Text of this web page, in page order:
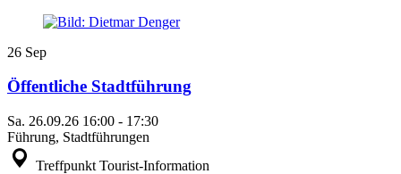
26 Sep
Öffentliche Stadtführung
Sa. 26.09.26 16:00 - 17:30
Führung, Stadtführungen
Treffpunkt Tourist-Information